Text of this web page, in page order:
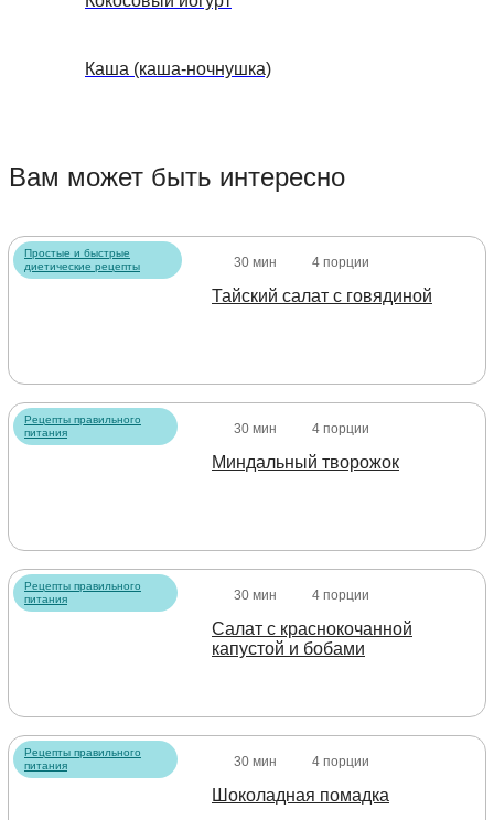
Каша (каша-ночнушка)
Вам может быть интересно
Простые и быстрые
диетические рецепты
30 мин 4 порции
Тайский салат с говядиной
Рецепты правильного
питания
30 мин 4 порции
Миндальный творожок
Рецепты правильного
питания
30 мин 4 порции
Салат с краснокочанной
капустой и бобами
Рецепты правильного
питания
30 мин 4 порции
Шоколадная помадка